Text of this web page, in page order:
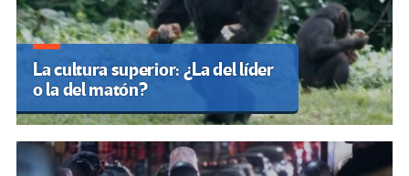
La cultura superior: ¿La del líder
o la del matón?